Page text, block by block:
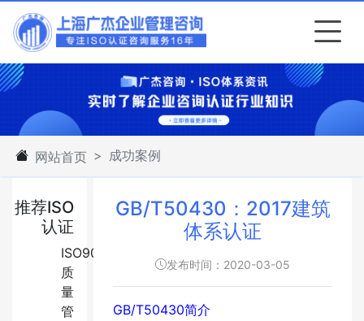
网站首页 成功案例
推荐ISO
认证
ISO9001:2015
质
量
管
GB/T50430：2017建筑
体系认证
发布时间：2020-03-05
GB/T50430简介